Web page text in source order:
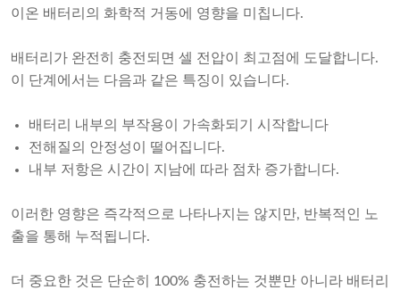
이온 배터리의 화학적 거동에 영향을 미칩니다.
배터리가 완전히 충전되면 셀 전압이 최고점에 도달합니다.
이 단계에서는 다음과 같은 특징이 있습니다.
배터리 내부의 부작용이 가속화되기 시작합니다
전해질의 안정성이 떨어집니다.
내부 저항은 시간이 지남에 따라 점차 증가합니다.
이러한 영향은 즉각적으로 나타나지는 않지만, 반복적인 노
출을 통해 누적됩니다.
더 중요한 것은 단순히 100% 충전하는 것뿐만 아니라 배터리